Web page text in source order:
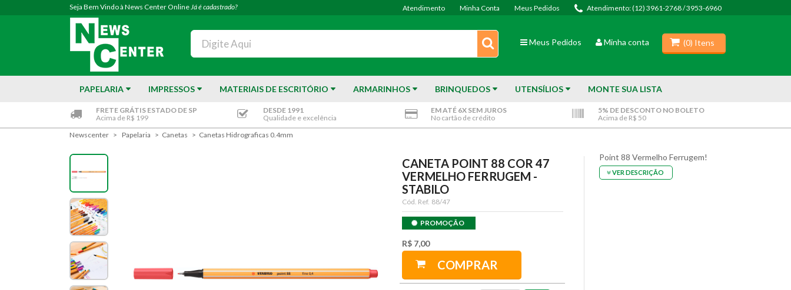
Seja Bem Vindo à News Center OnlineJá é cadastrado? Atendimento Minha Conta Meus Pedidos Atendimento: (12) 3961-2768 / 3953-6960
Meus Pedidos Minha conta (0) Itens
PAPELARIA IMPRESSOS MATERIAIS DE ESCRITÓRIO ARMARINHOS BRINQUEDOS UTENSÍLIOS MONTE SUA LISTA
FRETE GRÁTIS ESTADO DE SP
Acima de R$ 199
DESDE 1991
Qualidade e excelência
EM ATÉ 6X SEM JUROS
No cartão de crédito
5% DE DESCONTO NO BOLETO
Acima de R$ 50
(0) Itens
Newscenter Papelaria Canetas Canetas Hidrograficas 0.4mm
CANETA POINT 88 COR 47
VERMELHO FERRUGEM -
STABILO
Cód. Ref. 88/47
PROMOÇÃO
R$ 7,00
COMPRAR
Point 88 Vermelho Ferrugem!
VER DESCRIÇÃO